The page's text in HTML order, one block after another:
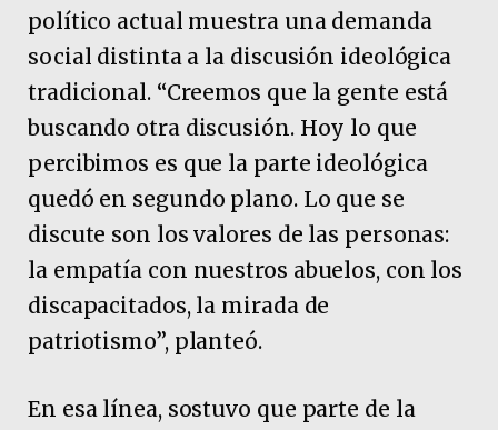
político actual muestra una demanda
social distinta a la discusión ideológica
tradicional. “Creemos que la gente está
buscando otra discusión. Hoy lo que
percibimos es que la parte ideológica
quedó en segundo plano. Lo que se
discute son los valores de las personas:
la empatía con nuestros abuelos, con los
discapacitados, la mirada de
patriotismo”, planteó.
En esa línea, sostuvo que parte de la